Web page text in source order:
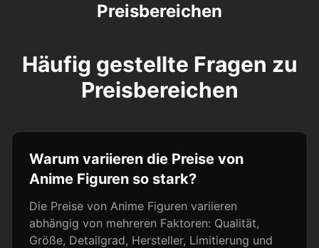
Preisbereichen
Häufig gestellte Fragen zu
Preisbereichen
Warum variieren die Preise von
Anime Figuren so stark?
Die Preise von Anime Figuren variieren
abhängig von mehreren Faktoren: Qualität,
Größe, Detailgrad, Hersteller, Limitierung und